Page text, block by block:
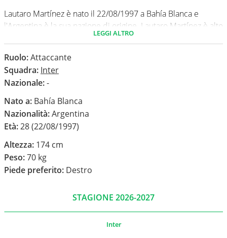
Lautaro Martínez è nato il 22/08/1997 a Bahía Blanca e
l'Argentina è la sua nazione di origine. Lautaro Martínez è alto
174 cm, ha un peso medio di 70 kg. Il suo piede di calcio in
In questa stagione ha disputato nel campionato Serie A 0
partite e non ha segnato nessun gol.
LEGGI ALTRO
Ruolo:Attaccante
Squadra: Inter
Nazionale:-
Nato a: Bahía Blanca
Nazionalità:Argentina
Età:28 (22/08/1997)
Altezza: 174 cm
Peso:70 kg
Piede preferito: Destro
STAGIONE 2026-2027
Inter